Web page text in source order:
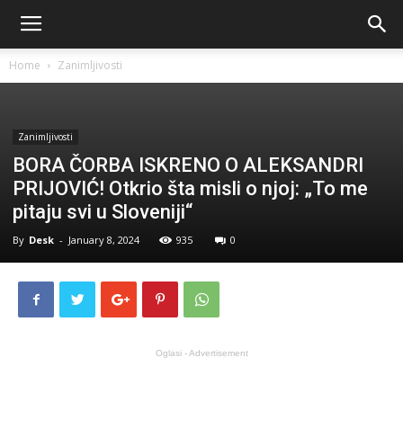
Home Zanimljivosti
Zanimljivosti
BORA ČORBA ISKRENO O ALEKSANDRI
PRIJOVIĆ! Otkrio šta misli o njoj: „To me
pitaju svi u Sloveniji“
By Desk - January 8, 2024 935 0
Oglasi - Advertisement